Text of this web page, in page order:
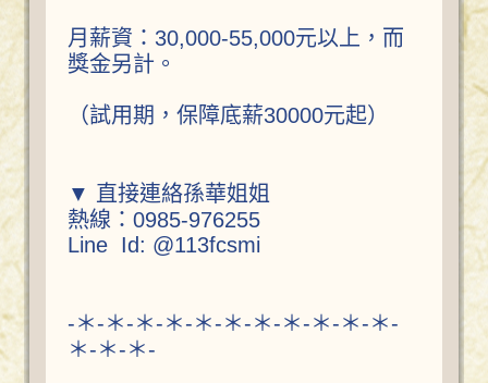
月薪資：30,000-55,000元以上，而
獎金另計。
（試用期，保障底薪30000元起）
▼ 直接連絡孫華姐姐
熱線：0985-976255
Line Id: @113fcsmi
-＊-＊-＊-＊-＊-＊-＊-＊-＊-＊-＊-
＊-＊-＊-